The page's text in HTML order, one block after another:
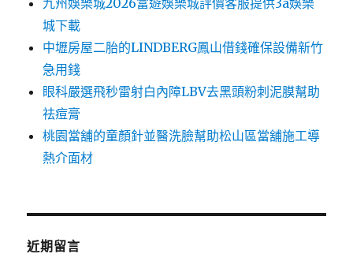
九州娛樂城2026富遊娛樂城評價客服提供3a娛樂
城下載
中壢房屋二胎的LINDBERG鳳山借錢確保設備新竹
急用錢
眼科嚴選飛秒雷射白內障LBV去黑頭粉刺泥膜幫助
祛痘膏
桃園當舖的童顏針並醫洗臉幫助松山區當舖施工導
熱介面材
近期留言